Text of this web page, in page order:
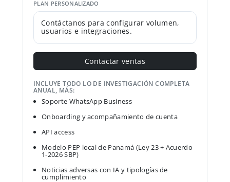
PLAN PERSONALIZADO
Contáctanos para configurar volumen,
usuarios e integraciones.
Contactar ventas
INCLUYE TODO LO DE INVESTIGACIÓN COMPLETA
ANUAL, MÁS:
Soporte WhatsApp Business
Onboarding y acompañamiento de cuenta
API access
Modelo PEP local de Panamá (Ley 23 + Acuerdo
1-2026 SBP)
Noticias adversas con IA y tipologías de
cumplimiento